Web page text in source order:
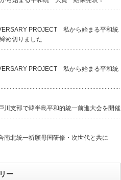
PROJECT 私から始まる平和統
め切りました
PROJECT 私から始まる平和統
川支部で韓半島平和的統一前進大会を開催
南北統一祈願母国研修・次世代と共に
ー